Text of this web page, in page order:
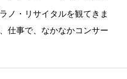
ノ・リサイタルを観てきま
仕事で、なかなかコンサー